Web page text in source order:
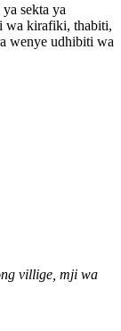
sekta ya
wa kirafiki, thabiti,
wenye udhibiti wa
villige, mji wa